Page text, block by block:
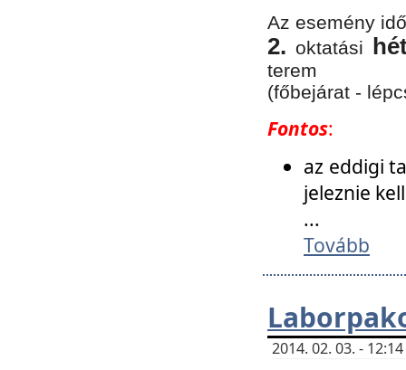
Az esemény
2. oktatási
terem
(főbejárat -
Fontos:
az eddigi
jeleznie
...
Tovább
2014. 02. 03. -